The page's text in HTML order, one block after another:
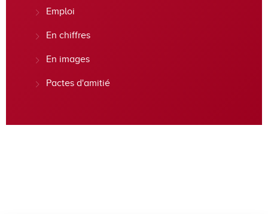
Emploi
En chiffres
En images
Pactes d'amitié